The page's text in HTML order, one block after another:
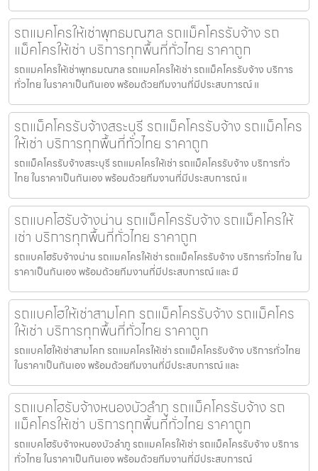
รถแมคโครให้เช่าพุทธมณฑล รถแม็คโครรับจ้าง รถ
แม็คโครให้เช่า บริการทุกพื้นที่ทั่วไทย ราคาถูก
รถแมคโครให้เช่าพุทธมณฑล รถแมคโครให้เช่า รถแม็คโครรับจ้าง บริการ
ทั่วไทย ในราคาเป็นกันเอง พร้อมด้วยทีมงานที่มีประสบการณ์ แ
รถแม็คโครรับจ้างสระบุรี รถแม็คโครรับจ้าง รถแม็คโคร
ให้เช่า บริการทุกพื้นที่ทั่วไทย ราคาถูก
รถแม็คโครรับจ้างสระบุรี รถแมคโครให้เช่า รถแม็คโครรับจ้าง บริการทั่ว
ไทย ในราคาเป็นกันเอง พร้อมด้วยทีมงานที่มีประสบการณ์ แ
รถแบคโฮรับจ้างน่าน รถแม็คโครรับจ้าง รถแม็คโครให้
เช่า บริการทุกพื้นที่ทั่วไทย ราคาถูก
รถแบคโฮรับจ้างน่าน รถแมคโครให้เช่า รถแม็คโครรับจ้าง บริการทั่วไทย ใน
ราคาเป็นกันเอง พร้อมด้วยทีมงานที่มีประสบการณ์ และ มื
รถแบคโฮให้เช่าสามโคก รถแม็คโครรับจ้าง รถแม็คโคร
ให้เช่า บริการทุกพื้นที่ทั่วไทย ราคาถูก
รถแบคโฮให้เช่าสามโคก รถแมคโครให้เช่า รถแม็คโครรับจ้าง บริการทั่วไทย
ในราคาเป็นกันเอง พร้อมด้วยทีมงานที่มีประสบการณ์ และ
รถแบคโฮรับจ้างหนองบัวลำภู รถแม็คโครรับจ้าง รถ
แม็คโครให้เช่า บริการทุกพื้นที่ทั่วไทย ราคาถูก
รถแบคโฮรับจ้างหนองบัวลำภู รถแมคโครให้เช่า รถแม็คโครรับจ้าง บริการ
ทั่วไทย ในราคาเป็นกันเอง พร้อมด้วยทีมงานที่มีประสบการณ์